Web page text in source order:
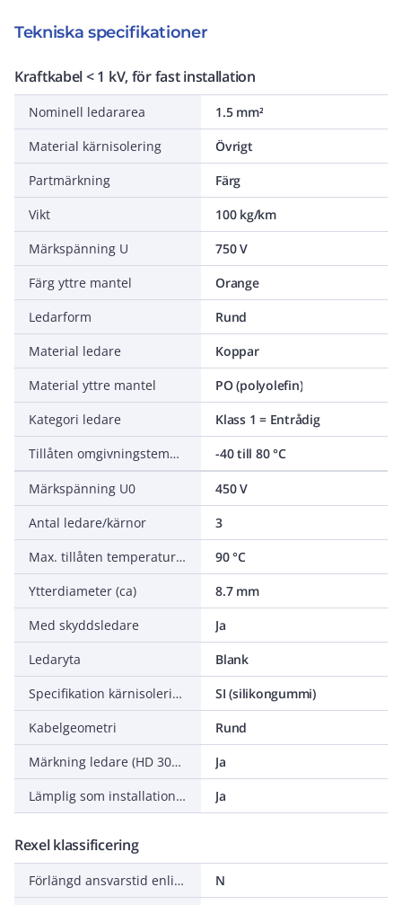
Tekniska specifikationer
Kraftkabel < 1 kV, för fast installation
Nominell ledararea
1.5 mm²
Material kärnisolering
Övrigt
Partmärkning
Färg
Vikt
100 kg/km
Märkspänning U
750 V
Färg yttre mantel
Orange
Ledarform
Rund
Material ledare
Koppar
Material yttre mantel
PO (polyolefin)
Kategori ledare
Klass 1 = Entrådig
Tillåten omgivningstemperatur under drift utan vibrationer
-40 till 80 °C
Märkspänning U0
450 V
Antal ledare/kärnor
3
Max. tillåten temperatur ledare
90 °C
Ytterdiameter (ca)
8.7 mm
Med skyddsledare
Ja
Ledaryta
Blank
Specifikation kärnisolering
SI (silikongummi)
Kabelgeometri
Rund
Märkning ledare (HD 308 S2)
Ja
Lämplig som installationskabel
Ja
Rexel klassificering
Förlängd ansvarstid enligt ALEM-09
N